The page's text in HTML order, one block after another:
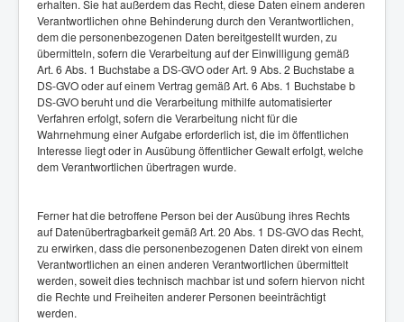
erhalten. Sie hat außerdem das Recht, diese Daten einem anderen
Verantwortlichen ohne Behinderung durch den Verantwortlichen,
dem die personenbezogenen Daten bereitgestellt wurden, zu
übermitteln, sofern die Verarbeitung auf der Einwilligung gemäß
Art. 6 Abs. 1 Buchstabe a DS-GVO oder Art. 9 Abs. 2 Buchstabe a
DS-GVO oder auf einem Vertrag gemäß Art. 6 Abs. 1 Buchstabe b
DS-GVO beruht und die Verarbeitung mithilfe automatisierter
Verfahren erfolgt, sofern die Verarbeitung nicht für die
Wahrnehmung einer Aufgabe erforderlich ist, die im öffentlichen
Interesse liegt oder in Ausübung öffentlicher Gewalt erfolgt, welche
dem Verantwortlichen übertragen wurde.
Ferner hat die betroffene Person bei der Ausübung ihres Rechts
auf Datenübertragbarkeit gemäß Art. 20 Abs. 1 DS-GVO das Recht,
zu erwirken, dass die personenbezogenen Daten direkt von einem
Verantwortlichen an einen anderen Verantwortlichen übermittelt
werden, soweit dies technisch machbar ist und sofern hiervon nicht
die Rechte und Freiheiten anderer Personen beeinträchtigt
werden.